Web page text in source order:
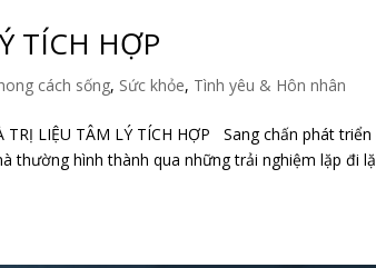
TÍCH HỢP
cách sống, Sức khỏe, Tình yêu & Hôn nhân
TRỊ LIỆU TÂM LÝ TÍCH HỢP Sang chấn phát
thường hình thành qua những trải nghiệm lặp đi